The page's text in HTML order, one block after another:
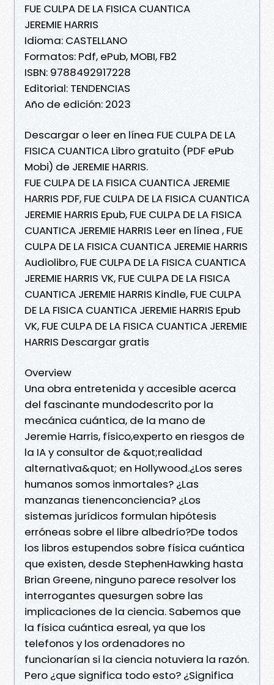
FUE CULPA DE LA FISICA CUANTICA
JEREMIE HARRIS
Idioma: CASTELLANO
Formatos: Pdf, ePub, MOBI, FB2
ISBN: 9788492917228
Editorial: TENDENCIAS
Año de edición: 2023
Descargar o leer en línea FUE CULPA DE LA
FISICA CUANTICA Libro gratuito (PDF ePub
Mobi) de JEREMIE HARRIS.
FUE CULPA DE LA FISICA CUANTICA JEREMIE
HARRIS PDF, FUE CULPA DE LA FISICA CUANTICA
JEREMIE HARRIS Epub, FUE CULPA DE LA FISICA
CUANTICA JEREMIE HARRIS Leer en línea , FUE
CULPA DE LA FISICA CUANTICA JEREMIE HARRIS
Audiolibro, FUE CULPA DE LA FISICA CUANTICA
JEREMIE HARRIS VK, FUE CULPA DE LA FISICA
CUANTICA JEREMIE HARRIS Kindle, FUE CULPA
DE LA FISICA CUANTICA JEREMIE HARRIS Epub
VK, FUE CULPA DE LA FISICA CUANTICA JEREMIE
HARRIS Descargar gratis
Overview
Una obra entretenida y accesible acerca
del fascinante mundodescrito por la
mecánica cuántica, de la mano de
Jeremie Harris, físico,experto en riesgos de
la IA y consultor de &quot;realidad
alternativa&quot; en Hollywood.¿Los seres
humanos somos inmortales? ¿Las
manzanas tienenconciencia? ¿Los
sistemas jurídicos formulan hipótesis
erróneas sobre el libre albedrío?De todos
los libros estupendos sobre física cuántica
que existen, desde StephenHawking hasta
Brian Greene, ninguno parece resolver los
interrogantes quesurgen sobre las
implicaciones de la ciencia. Sabemos que
la física cuántica esreal, ya que los
telefonos y los ordenadores no
funcionarían si la ciencia notuviera la razón.
Pero ¿que significa todo esto? ¿Significa